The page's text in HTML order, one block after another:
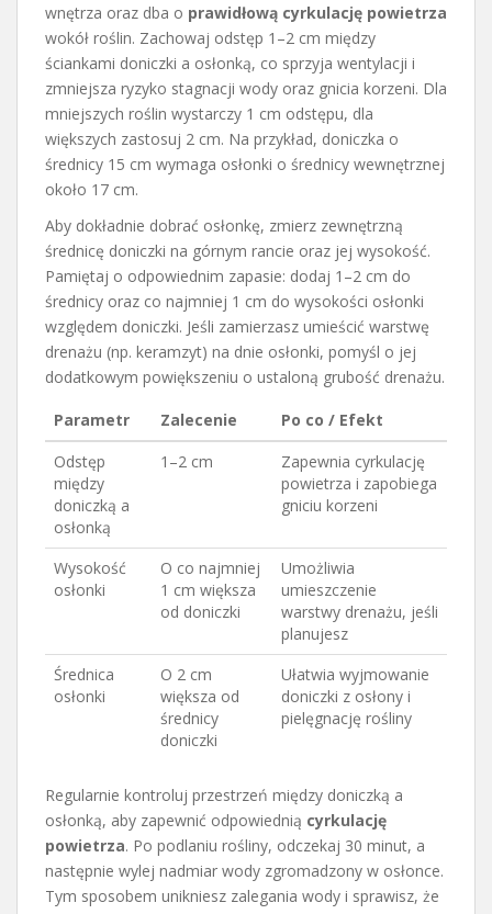
wnętrza oraz dba o prawidłową cyrkulację powietrza
wokół roślin. Zachowaj odstęp 1–2 cm między
ściankami doniczki a osłonką, co sprzyja wentylacji i
zmniejsza ryzyko stagnacji wody oraz gnicia korzeni. Dla
mniejszych roślin wystarczy 1 cm odstępu, dla
większych zastosuj 2 cm. Na przykład, doniczka o
średnicy 15 cm wymaga osłonki o średnicy wewnętrznej
około 17 cm.
Aby dokładnie dobrać osłonkę, zmierz zewnętrzną
średnicę doniczki na górnym rancie oraz jej wysokość.
Pamiętaj o odpowiednim zapasie: dodaj 1–2 cm do
średnicy oraz co najmniej 1 cm do wysokości osłonki
względem doniczki. Jeśli zamierzasz umieścić warstwę
drenażu (np. keramzyt) na dnie osłonki, pomyśl o jej
dodatkowym powiększeniu o ustaloną grubość drenażu.
Parametr Zalecenie
Po co / Efekt
Odstęp
między
doniczką a
osłonką
1–2 cm
Zapewnia cyrkulację
powietrza i zapobiega
gniciu korzeni
Wysokość
osłonki
O co najmniej
1 cm większa
od doniczki
Umożliwia
umieszczenie
warstwy drenażu, jeśli
planujesz
Średnica
osłonki
O 2 cm
większa od
średnicy
doniczki
Ułatwia wyjmowanie
doniczki z osłony i
pielęgnację rośliny
Regularnie kontroluj przestrzeń między doniczką a
osłonką, aby zapewnić odpowiednią cyrkulację
powietrza. Po podlaniu rośliny, odczekaj 30 minut, a
następnie wylej nadmiar wody zgromadzony w osłonce.
Tym sposobem unikniesz zalegania wody i sprawisz, że